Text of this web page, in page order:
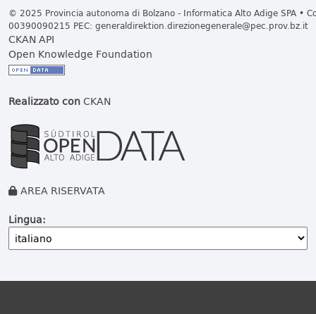
© 2025 Provincia autonoma di Bolzano - Informatica Alto Adige SPA •
00390090215 PEC: generaldirektion.direzionegenerale@pec.prov.bz.it
CKAN API
Open Knowledge Foundation
Realizzato conCKAN
AREA RISERVATA
Lingua